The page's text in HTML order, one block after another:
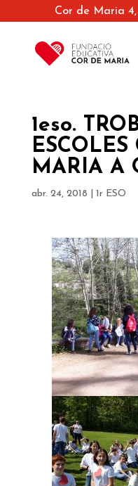
Cor de Maria
1eso.
ESCOLES
MARIA A
abr. 24, 2018 1r ESO